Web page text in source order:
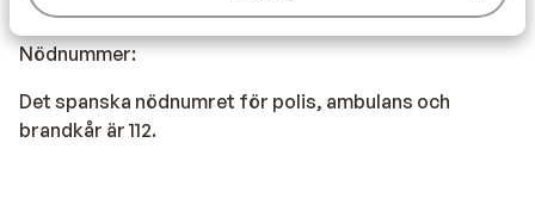
Nödnummer:
Det spanska nödnumret för polis, ambulans och
brandkår är 112.